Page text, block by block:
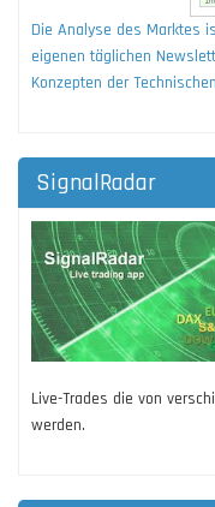
Die Analyse des Marktes
eigenen täglichen
Konzepten der
SignalRadar
Live-Trades die von
werden.